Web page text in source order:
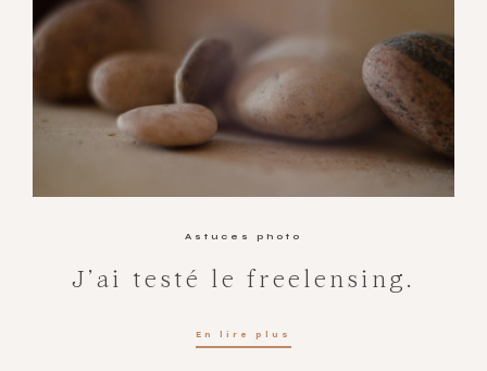
Astuces photo
J’ai testé le freelensing.
En lire plus